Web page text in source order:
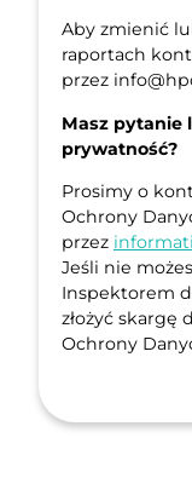
Aby zmienić
raportach
przez
Masz pytanie
prywatność?
Prosimy o
Ochrony
przez
Jeśli nie
Inspektorem
złożyć skargę
Ochrony